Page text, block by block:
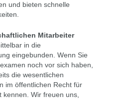
und bieten schnelle
Mitarbeiter
in die
eingebunden. Wenn Sie
noch vor sich haben,
die wesentlichen
im öffentlichen Recht für
kennen. Wir freuen uns,